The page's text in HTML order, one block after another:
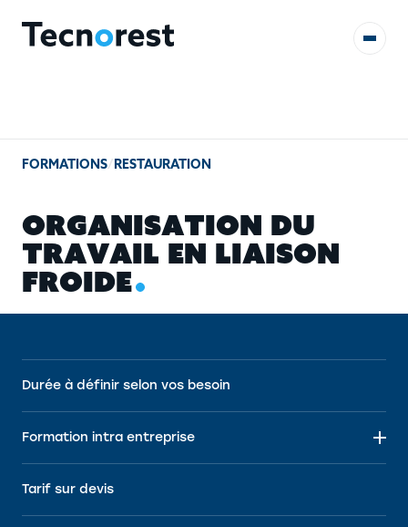
RÉFÉRENCES
CONTACT
FORMATIONS/ RESTAURATION
ORGANISATION DU
TRAVAIL EN LIAISON
FROIDE
Durée à définir selon vos besoin
Formation intra entreprise
Tarif sur devis